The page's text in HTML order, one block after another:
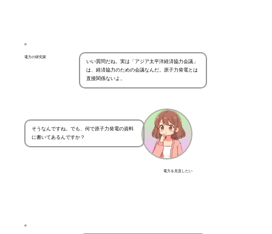
電力の研究家
いい質問だね。実は「アジア太平洋経済協力会議」
は、経済協力のための会議なんだ。原子力発電とは
直接関係ないよ。
電力を見直したい
そうなんですね。でも、何で原子力発電の資料
に書いてあるんですか？